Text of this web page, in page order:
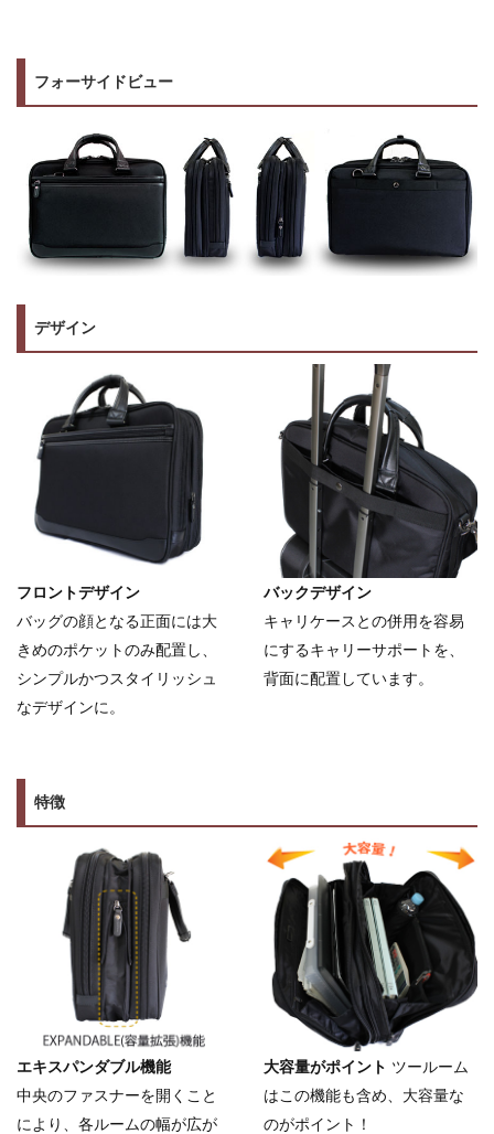
フォーサイドビュー
デザイン
フロントデザイン
バッグの顔となる正面には大
きめのポケットのみ配置し、
シンプルかつスタイリッシュ
なデザインに。
バックデザイン
キャリケースとの併用を容易
にするキャリーサポートを、
背面に配置しています。
特徴
エキスパンダブル機能
中央のファスナーを開くこと
により、各ルームの幅が広が
大容量がポイント ツールーム
はこの機能も含め、大容量な
のがポイント！